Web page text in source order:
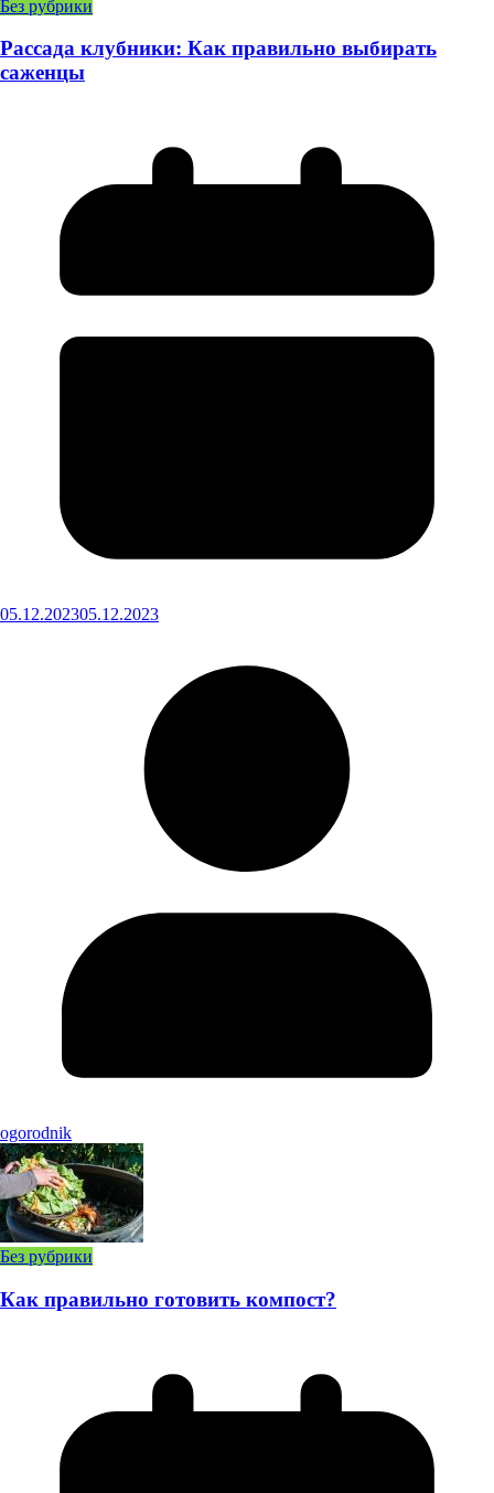
Без рубрики
Рассада клубники: Как правильно выбирать
саженцы
05.12.202305.12.2023
ogorodnik
Без рубрики
Как правильно готовить компост?